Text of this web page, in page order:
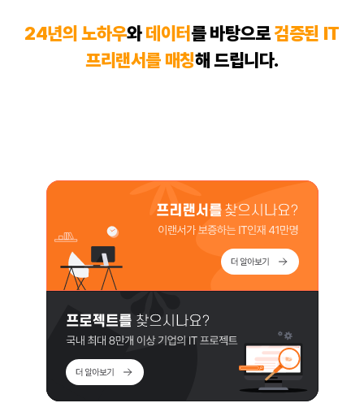
24년의 노하우와 데이터를 바탕으로검증된 IT
프리랜서를 매칭해 드립니다.